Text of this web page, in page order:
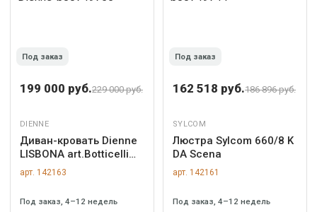
Под заказ
199 000 руб.229 000 руб.
DIENNE
Диван-кровать Dienne
LISBONA art.Botticelli
CREAM
арт. 142163
Под заказ, 4–12 недель
Под заказ
162 518 руб.186 896 руб.
SYLCOM
Люстра Sylcom 660/8 K
DA Scena
арт. 142161
Под заказ, 4–12 недель